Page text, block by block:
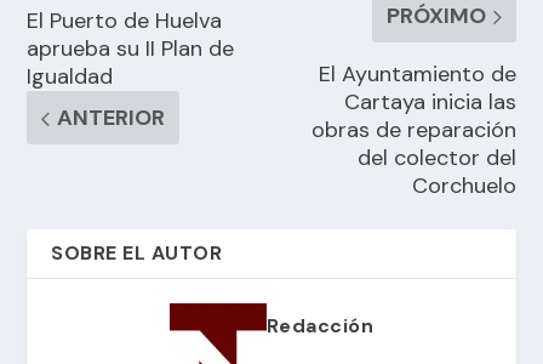
El Puerto de Huelva
aprueba su II Plan de
Igualdad
ANTERIOR
PRÓXIMO
El Ayuntamiento de
Cartaya inicia las
obras de reparación
del colector del
Corchuelo
SOBRE EL AUTOR
Redacción